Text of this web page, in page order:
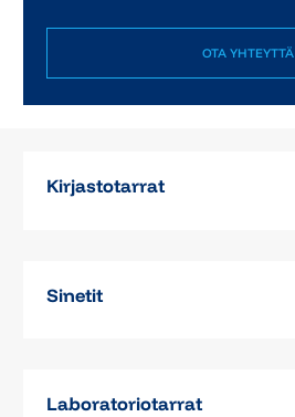
OTA YHTEYTTÄ
Kirjastotarrat
Sinetit
Laboratoriotarrat